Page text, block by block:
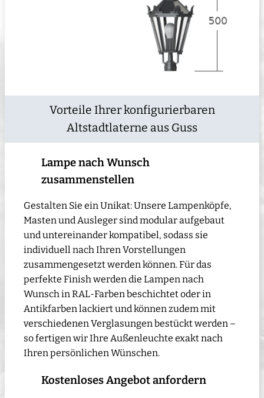
Vorteile Ihrer konfigurierbaren
Altstadtlaterne aus Guss
Lampe nach Wunsch
zusammenstellen
Gestalten Sie ein Unikat: Unsere Lampenköpfe,
Masten und Ausleger sind modular aufgebaut
und untereinander kompatibel, sodass sie
individuell nach Ihren Vorstellungen
zusammengesetzt werden können. Für das
perfekte Finish werden die Lampen nach
Wunsch in RAL-Farben beschichtet oder in
Antikfarben lackiert und können zudem mit
verschiedenen Verglasungen bestückt werden –
so fertigen wir Ihre Außenleuchte exakt nach
Ihren persönlichen Wünschen.
Kostenloses Angebot anfordern